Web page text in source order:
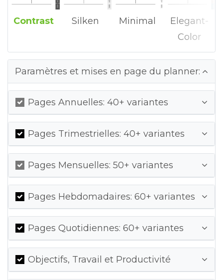
Contrast Silken Minimal
Elegant-
Color
Paramètres et mises en page du planner:
Pages Annuelles: 40+ variantes
Pages Trimestrielles: 40+ variantes
Pages Mensuelles: 50+ variantes
Pages Hebdomadaires: 60+ variantes
Pages Quotidiennes: 60+ variantes
Objectifs, Travail et Productivité